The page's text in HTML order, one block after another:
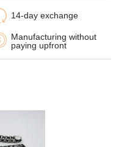
14-day exchange
Manufacturing without
paying upfront